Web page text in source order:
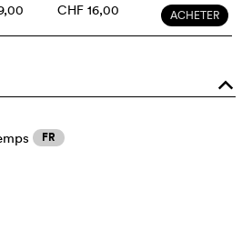
CHF 16,00 ACHETER
o
FR